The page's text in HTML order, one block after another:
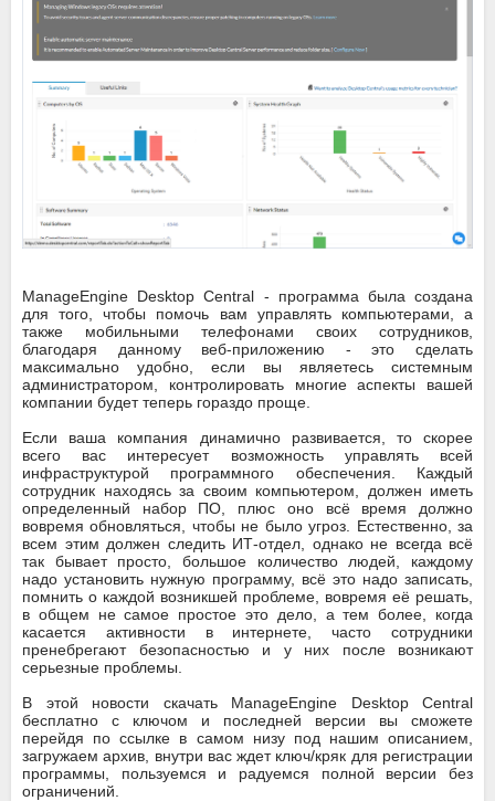
ManageEngine Desktop Central - программа была создана
для того, чтобы помочь вам управлять компьютерами, а
также мобильными телефонами своих сотрудников,
благодаря данному веб-приложению - это сделать
максимально удобно, если вы являетесь системным
администратором, контролировать многие аспекты вашей
компании будет теперь гораздо проще.
Если ваша компания динамично развивается, то скорее
всего вас интересует возможность управлять всей
инфраструктурой программного обеспечения. Каждый
сотрудник находясь за своим компьютером, должен иметь
определенный набор ПО, плюс оно всё время должно
вовремя обновляться, чтобы не было угроз. Естественно, за
всем этим должен следить ИТ-отдел, однако не всегда всё
так бывает просто, большое количество людей, каждому
надо установить нужную программу, всё это надо записать,
помнить о каждой возникшей проблеме, вовремя её решать,
в общем не самое простое это дело, а тем более, когда
касается активности в интернете, часто сотрудники
пренебрегают безопасностью и у них после возникают
серьезные проблемы.
В этой новости скачать ManageEngine Desktop Central
бесплатно с ключом и последней версии вы сможете
перейдя по ссылке в самом низу под нашим описанием,
загружаем архив, внутри вас ждет ключ/кряк для регистрации
программы, пользуемся и радуемся полной версии без
ограничений.